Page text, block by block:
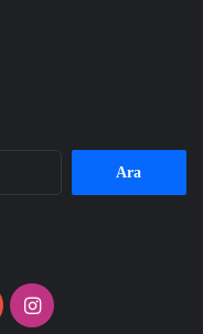
YouTubeInstagram